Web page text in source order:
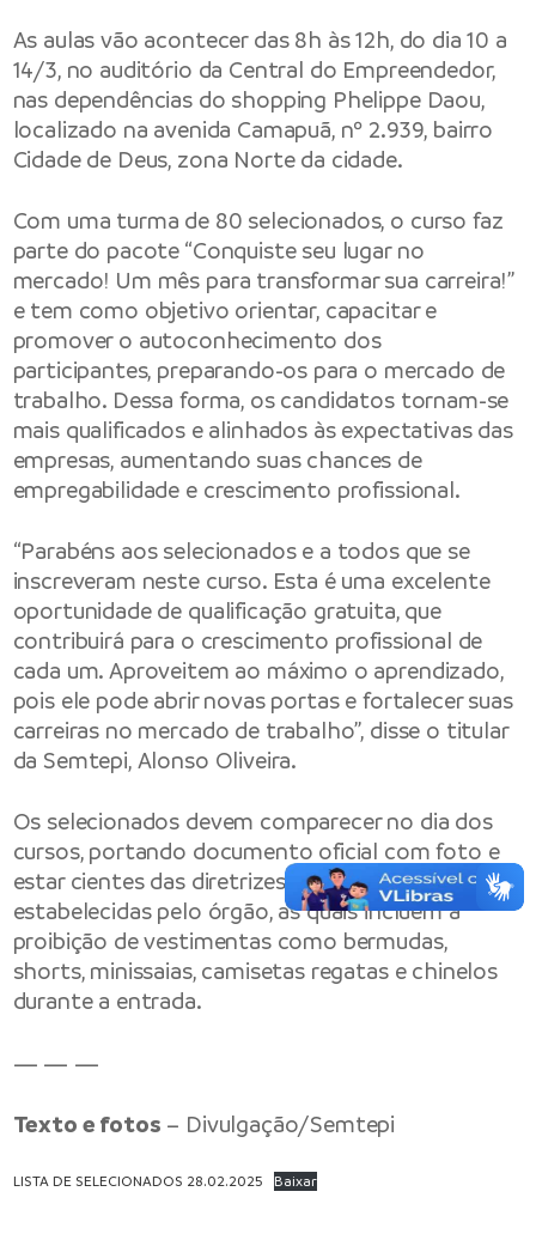
As aulas vão acontecer das 8h às 12h, do dia 10 a
14/3, no auditório da Central do Empreendedor,
nas dependências do shopping Phelippe Daou,
localizado na avenida Camapuã, nº 2.939, bairro
Cidade de Deus, zona Norte da cidade.
Com uma turma de 80 selecionados, o curso faz
parte do pacote “Conquiste seu lugar no
mercado! Um mês para transformar sua carreira!”
e tem como objetivo orientar, capacitar e
promover o autoconhecimento dos
participantes, preparando-os para o mercado de
trabalho. Dessa forma, os candidatos tornam-se
mais qualificados e alinhados às expectativas das
empresas, aumentando suas chances de
empregabilidade e crescimento profissional.
“Parabéns aos selecionados e a todos que se
inscreveram neste curso. Esta é uma excelente
oportunidade de qualificação gratuita, que
contribuirá para o crescimento profissional de
cada um. Aproveitem ao máximo o aprendizado,
pois ele pode abrir novas portas e fortalecer suas
carreiras no mercado de trabalho”, disse o titular
da Semtepi, Alonso Oliveira.
Os selecionados devem comparecer no dia dos
cursos, portando documento oficial com foto e
estar cientes das diretrizes de vestimenta
estabelecidas pelo órgão, as quais incluem a
proibição de vestimentas como bermudas,
shorts, minissaias, camisetas regatas e chinelos
durante a entrada.
— — —
Texto e fotos – Divulgação/Semtepi
LISTA DE SELECIONADOS 28.02.2025 Baixar